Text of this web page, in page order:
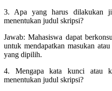
3. Apa yang harus dilakukan
menentukan judul skripsi?
Jawab: Mahasiswa dapat
untuk mendapatkan masukan
yang dipilih.
4. Mengapa kata kunci atau
menentukan judul skripsi?